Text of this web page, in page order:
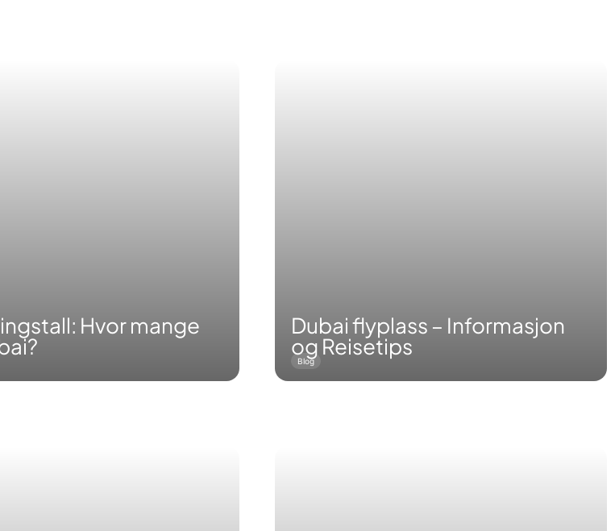
Hvor mange Dubai flyplass – Informasjon
og Reisetips
Blog